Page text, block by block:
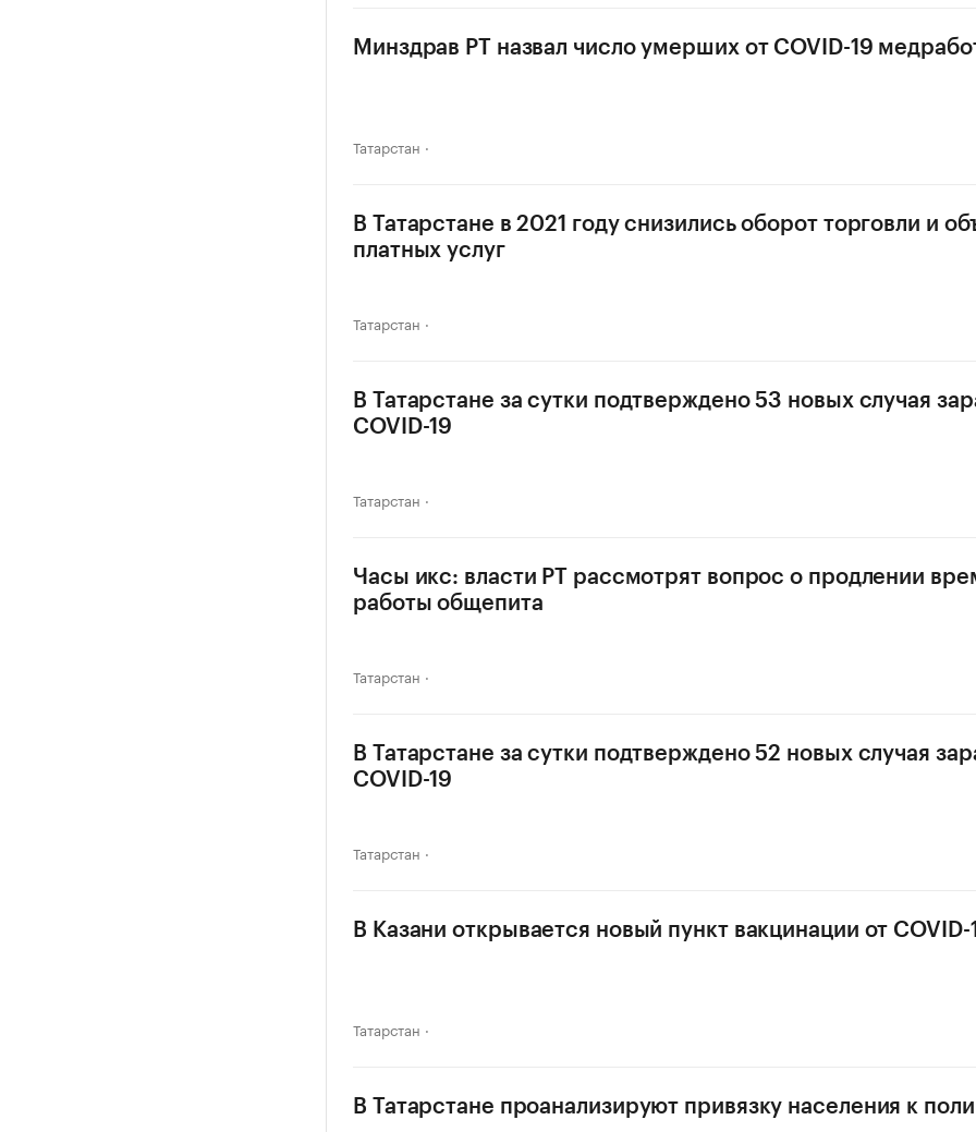
Минздрав РТ назвал число умерших от COVID-19
Татарстан
В Татарстане в 2021 году снизились оборот торговли и
платных услуг
Татарстан
В Татарстане за сутки подтверждено 53 новых случая
COVID-19
Татарстан
Часы икс: власти РТ рассмотрят вопрос о продлении
работы общепита
Татарстан
В Татарстане за сутки подтверждено 52 новых случая
COVID-19
Татарстан
В Казани открывается новый пункт вакцинации от COVID-
Татарстан
В Татарстане проанализируют привязку населения к